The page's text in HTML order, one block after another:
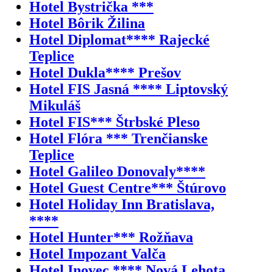
Hotel Bystrička ***
Hotel Bôrik Žilina
Hotel Diplomat**** Rajecké
Teplice
Hotel Dukla**** Prešov
Hotel FIS Jasná **** Liptovský
Mikuláš
Hotel FIS*** Štrbské Pleso
Hotel Flóra *** Trenčianske
Teplice
Hotel Galileo Donovaly****
Hotel Guest Centre*** Štúrovo
Hotel Holiday Inn Bratislava,
****
Hotel Hunter*** Rožňava
Hotel Impozant Valča